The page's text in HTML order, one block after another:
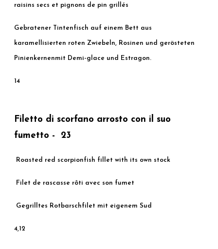
raisins secs et pignons de pin grillés
Gebratener Tintenfisch auf einem Bett aus
karamellisierten roten Zwiebeln, Rosinen und gerösteten
Pinienkernenmit Demi-glace und Estragon.
14
Filetto di scorfano arrosto con il suo
fumetto - 23
Roasted red scorpionfish fillet with its own stock
Filet de rascasse rôti avec son fumet
Gegrilltes Rotbarschfilet mit eigenem Sud
4,12